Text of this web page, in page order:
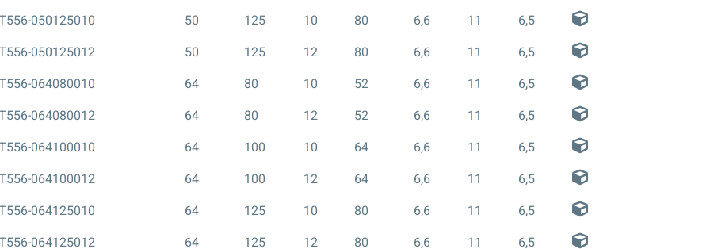
050125010
50 125 10 80 6,6 11
6,5
050125012
50 125 12 80 6,6 11
6,5
064080010
64 80 10 52 6,6 11
6,5
064080012
64 80 12 52 6,6 11
6,5
064100010
64 100 10 64 6,6 11
6,5
064100012
64 100 12 64 6,6 11
6,5
064125010
64 125 10 80 6,6 11
6,5
064125012
64 125 12 80 6,6 11 6,5